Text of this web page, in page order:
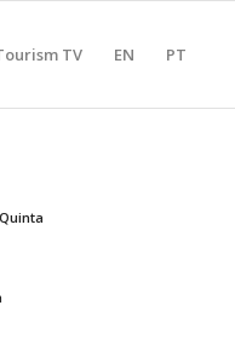
TV EN PT